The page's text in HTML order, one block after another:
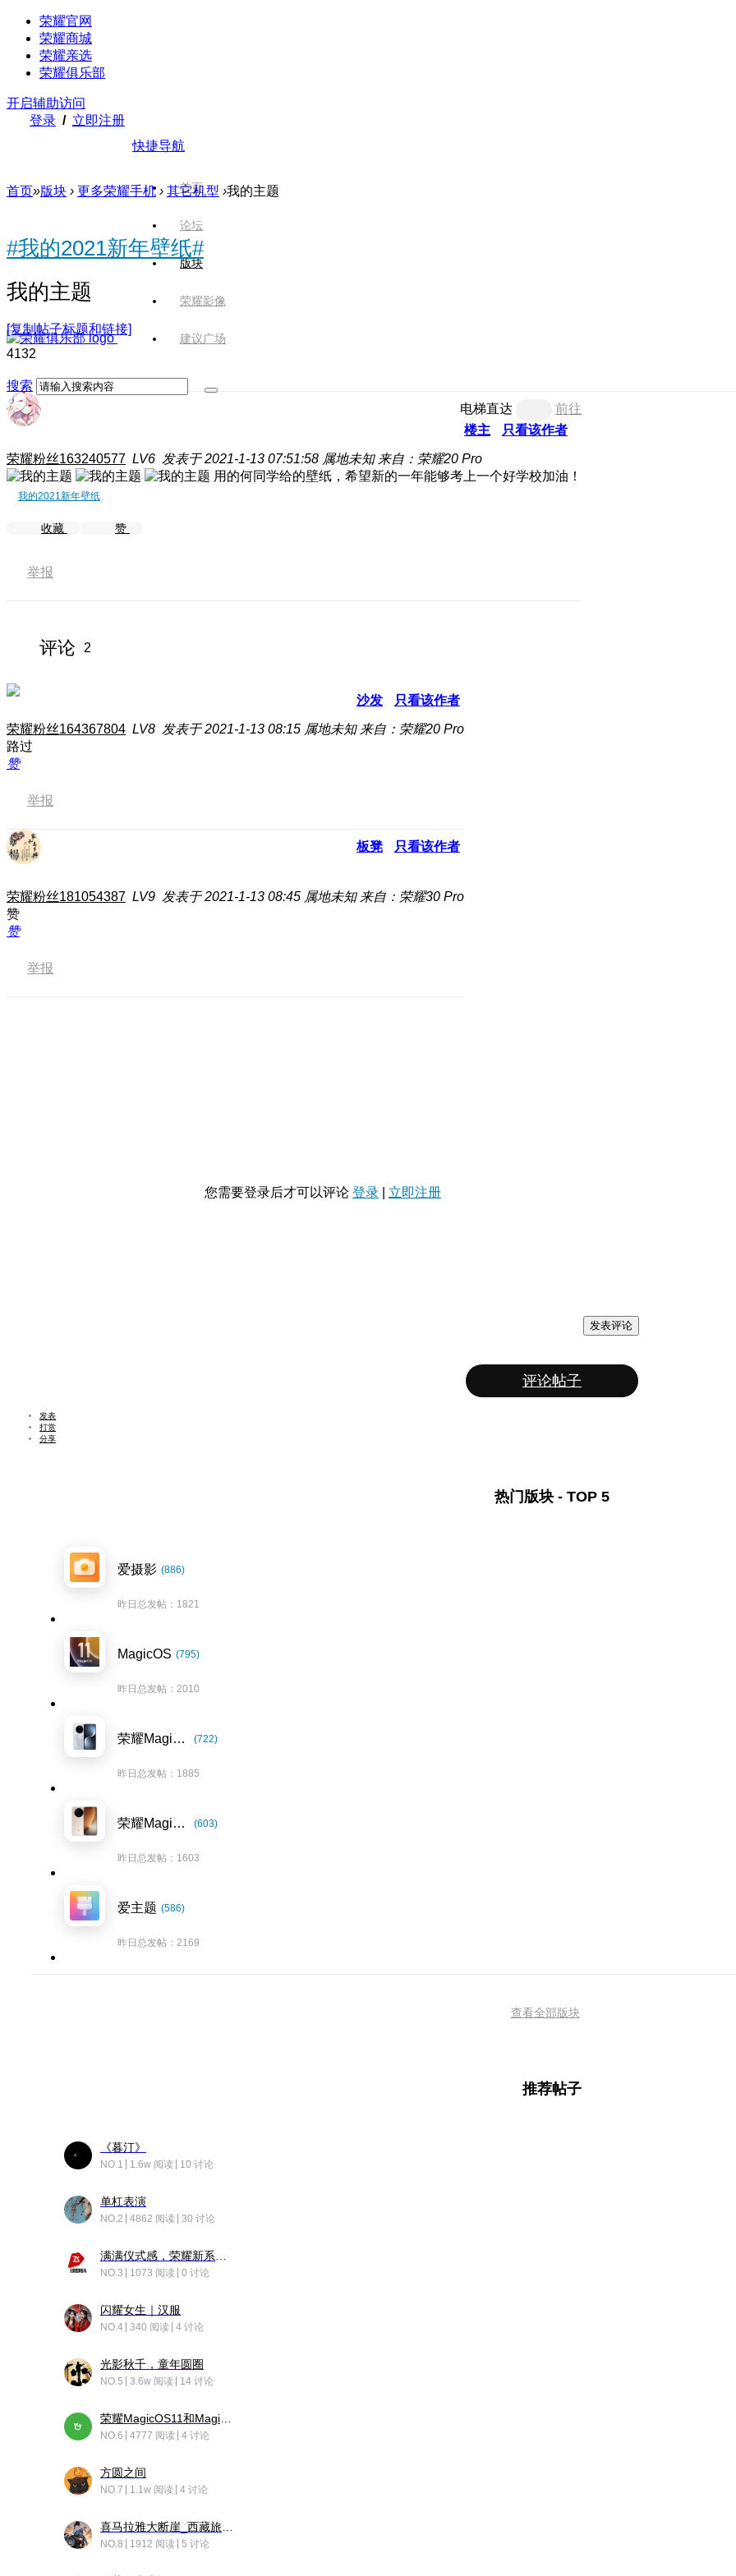
荣耀官网
荣耀商城
荣耀亲选
荣耀俱乐部
开启辅助访问
登录 / 立即注册
快捷导航
首页
论坛
版块
荣耀影像
建议广场
搜索
首页»版块 › 更多荣耀手机 › 其它机型 ›我的主题
#我的2021新年壁纸#
我的主题
[复制帖子标题和链接]
4132
电梯直达
前往
楼主
只看该作者
荣耀粉丝163240577 LV6 发表于 2021-1-13 07:51:58 属地未知 来自：荣耀20 Pro
用的何同学给的壁纸，希望新的一年能够考上一个好学校加油！
我的2021新年壁纸
收藏 赞
举报
评论 2
沙发 只看该作者
荣耀粉丝164367804 LV8 发表于 2021-1-13 08:15 属地未知 来自：荣耀20 Pro
路过
赞
举报
板凳 只看该作者
荣耀粉丝181054387 LV9 发表于 2021-1-13 08:45 属地未知 来自：荣耀30 Pro
赞
赞
举报
您需要登录后才可以评论 登录 立即注册
发表评论
评论帖子
发表
打赏
分享
热门版块 - TOP 5
爱摄影 (886)
昨日总发帖：1821
MagicOS (795)
昨日总发帖：2010
荣耀Magic7系列 (722)
昨日总发帖：1885
荣耀Magic8系列 (603)
昨日总发帖：1603
爱主题 (586)
昨日总发帖：2169
查看全部版块
推荐帖子
《暮汀》
NO.1 1.6w 阅读 10 讨论
单杠表演
NO.2 4862 阅读 30 讨论
NO.3 1073 阅读 0 讨论
闪耀女生｜汉服
NO.4 340 阅读 4 讨论
光影秋千，童年圆圈
NO.5 3.6w 阅读 14 讨论
NO.6 4777 阅读 4 讨论
方圆之间
NO.7 1.1w 阅读 4 讨论
NO.8 1912 阅读 5 讨论